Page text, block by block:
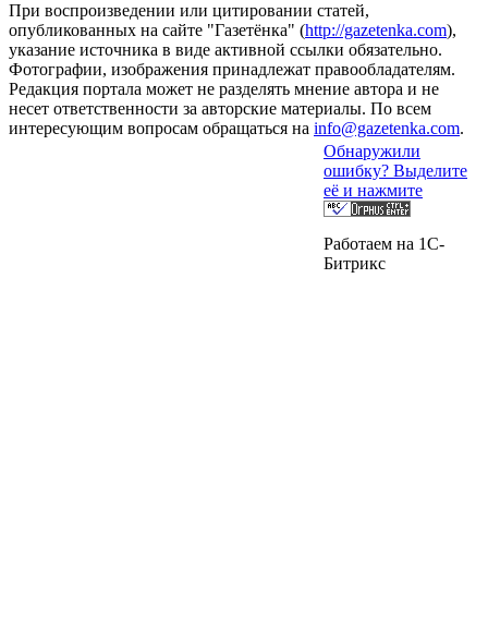
При воспроизведении или цитировании статей,
опубликованных на сайте "Газетёнка" (http://gazetenka.com),
указание источника в виде активной ссылки обязательно.
Фотографии, изображения принадлежат правообладателям.
Редакция портала может не разделять мнение автора и не
несет ответственности за авторские материалы. По всем
интересующим вопросам обращаться на info@gazetenka.com.
Обнаружили
ошибку? Выделите
её и нажмите
Работаем на 1C-
Битрикс